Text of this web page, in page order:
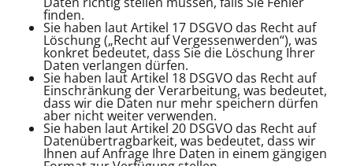
finden.
Sie haben laut Artikel 17 DSGVO das Recht auf
Löschung („Recht auf Vergessenwerden“), was
konkret bedeutet, dass Sie die Löschung Ihrer
Daten verlangen dürfen.
Sie haben laut Artikel 18 DSGVO das Recht auf
Einschränkung der Verarbeitung, was bedeutet,
dass wir die Daten nur mehr speichern dürfen
aber nicht weiter verwenden.
Sie haben laut Artikel 20 DSGVO das Recht auf
Datenübertragbarkeit, was bedeutet, dass wir
Ihnen auf Anfrage Ihre Daten in einem gängigen